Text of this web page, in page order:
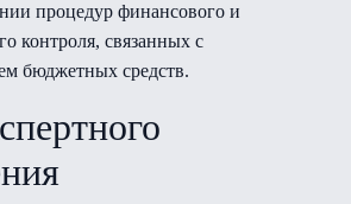
процедур финансового и
контроля, связанных с
бюджетных средств.